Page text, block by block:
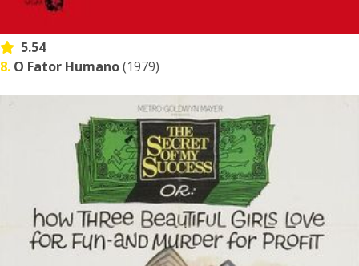
5.54
8. O Fator Humano(1979)